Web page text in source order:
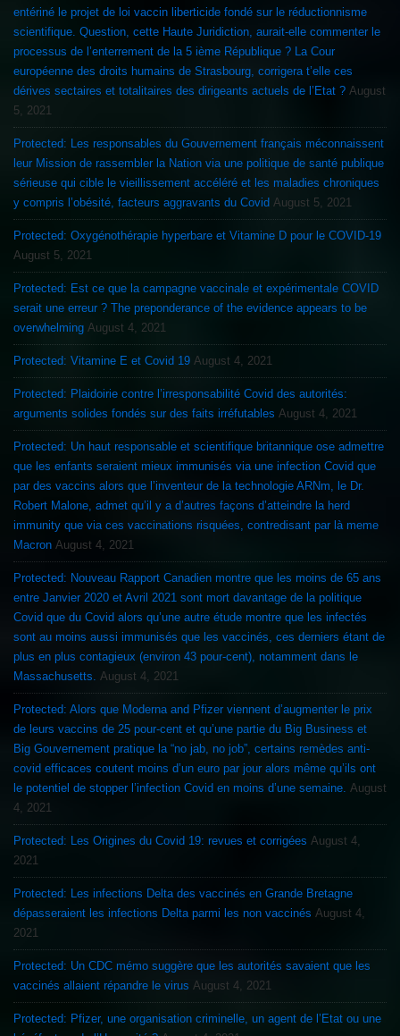
entériné le projet de loi vaccin liberticide fondé sur le réductionnisme
scientifique. Question, cette Haute Juridiction, aurait-elle commenter le
processus de l’enterrement de la 5 ième République ? La Cour
européenne des droits humains de Strasbourg, corrigera t’elle ces
dérives sectaires et totalitaires des dirigeants actuels de l’Etat ? August
5, 2021
Protected: Les responsables du Gouvernement français méconnaissent
leur Mission de rassembler la Nation via une politique de santé publique
sérieuse qui cible le vieillissement accéléré et les maladies chroniques
y compris l’obésité, facteurs aggravants du Covid August 5, 2021
Protected: Oxygénothérapie hyperbare et Vitamine D pour le COVID-19
August 5, 2021
Protected: Est ce que la campagne vaccinale et expérimentale COVID
serait une erreur ? The preponderance of the evidence appears to be
overwhelming August 4, 2021
Protected: Vitamine E et Covid 19 August 4, 2021
Protected: Plaidoirie contre l’irresponsabilité Covid des autorités:
arguments solides fondés sur des faits irréfutables August 4, 2021
Protected: Un haut responsable et scientifique britannique ose admettre
que les enfants seraient mieux immunisés via une infection Covid que
par des vaccins alors que l’inventeur de la technologie ARNm, le Dr.
Robert Malone, admet qu’il y a d’autres façons d’atteindre la herd
immunity que via ces vaccinations risquées, contredisant par là meme
Macron August 4, 2021
Protected: Nouveau Rapport Canadien montre que les moins de 65 ans
entre Janvier 2020 et Avril 2021 sont mort davantage de la politique
Covid que du Covid alors qu’une autre étude montre que les infectés
sont au moins aussi immunisés que les vaccinés, ces derniers étant de
plus en plus contagieux (environ 43 pour-cent), notamment dans le
Massachusetts.
August 4, 2021
Protected: Alors que Moderna and Pfizer viennent d’augmenter le prix
de leurs vaccins de 25 pour-cent et qu’une partie du Big Business et
Big Gouvernement pratique la “no jab, no job”, certains remèdes anti-
covid efficaces coutent moins d’un euro par jour alors même qu’ils ont
le potentiel de stopper l’infection Covid en moins d’une semaine. August
4, 2021
Protected: Les Origines du Covid 19: revues et corrigées August 4,
2021
Protected: Les infections Delta des vaccinés en Grande Bretagne
dépasseraient les infections Delta parmi les non vaccinés August 4,
2021
Protected: Un CDC mémo suggère que les autorités savaient que les
vaccinés allaient répandre le virus August 4, 2021
Protected: Pfizer, une organisation criminelle, un agent de l’Etat ou une